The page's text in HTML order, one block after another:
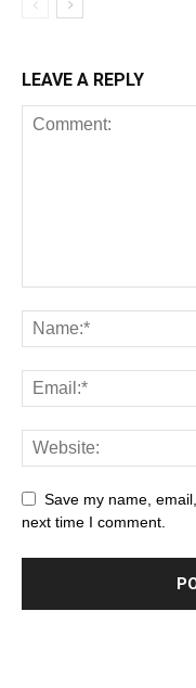
LEAVE A REPLY
Save my name,
next time I comment.